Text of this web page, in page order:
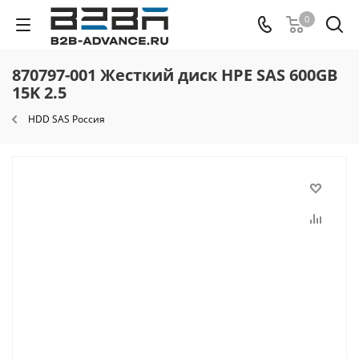
0
870797-001 Жесткий диск HPE SAS 600GB
15K 2.5
HDD SAS Россия